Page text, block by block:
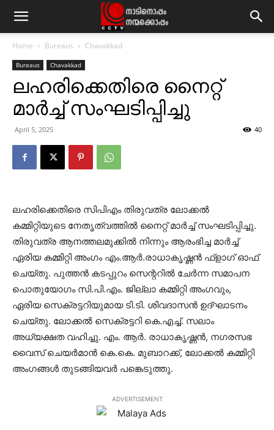
Home Bureaus Chavakkad
Bureaus Chavakkad
ലഹരിക്കെതിരെ നൈറ്റ്
മാര്‍ച്ച് സംഘടിപ്പിച്ചു
April 5, 2025 40
ലഹരിക്കെതിരെ സിപിഎം തിരുവത്ര ലോക്കല്‍
കമ്മിറ്റിയുടെ നേതൃത്വത്തില്‍ നൈറ്റ് മാര്‍ച്ച് സംഘടിപ്പിച്ചു.
തിരുവത്ര ആനത്തലമുക്കില്‍ നിന്നും ആരംഭിച്ച മാര്‍ച്ച്
ഏരിയ കമ്മിറ്റി അംഗം എം.ആര്‍.രാധാകൃഷ്ണന്‍ ഫ്‌ളാഗ് ഓഫ്
ചെയ്തു. പുത്തന്‍ കടപ്പുറം സെന്ററില്‍ ചേര്‍ന്ന സമാപന
പൊതുയോഗം സി.പി.എം. ജില്ലാ കമ്മിറ്റി അംഗവും,
ഏരിയ സെക്രട്ടറിയുമായ ടി.ടി. ശിവദാസന്‍ ഉദ്ഘാടനം
ചെയ്തു. ലോക്കല്‍ സെക്രട്ടറി കെ.എച്ച്. സലാം
അധ്യക്ഷത വഹിച്ചു. എം. ആര്‍. രാധാകൃഷ്ണന്‍, നഗരസഭ
വൈസ് ചെയര്‍മാന്‍ കെ.കെ. മുബാറക്ക്, ലോക്കല്‍ കമ്മിറ്റി
അംഗങ്ങള്‍ തുടങ്ങിയവര്‍ പങ്കെടുത്തു.
ADVERTISEMENT